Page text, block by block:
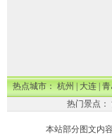
热点城市：杭州|大连|
热门景点：
本站部分图文内